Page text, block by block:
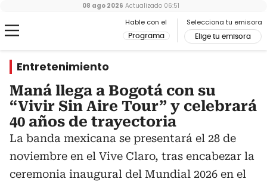
Hable con el
Programa
Selecciona tu emisora
Elige tu emisora
08 ago 2026 Actualizado 06:51
Entretenimiento
Maná llega a Bogotá con su
“Vivir Sin Aire Tour” y celebrará
40 años de trayectoria
La banda mexicana se presentará el 28 de
noviembre en el Vive Claro, tras encabezar la
ceremonia inaugural del Mundial 2026 en el